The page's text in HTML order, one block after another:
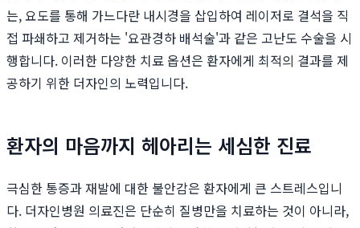
는, 요도를 통해 가느다란 내시경을 삽입하여 레이저로 결석을 직
접 파쇄하고 제거하는 '요관경하 배석술'과 같은 고난도 수술을 시
행합니다. 이러한 다양한 치료 옵션은 환자에게 최적의 결과를 제
공하기 위한 더자인의 노력입니다.
환자의 마음까지 헤아리는 세심한 진료
극심한 통증과 재발에 대한 불안감은 환자에게 큰 스트레스입니
다. 더자인병원 의료진은 단순히 질병만을 치료하는 것이 아니라,